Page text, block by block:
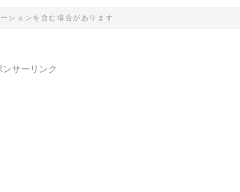
ションを含む場合があります
ンサーリンク